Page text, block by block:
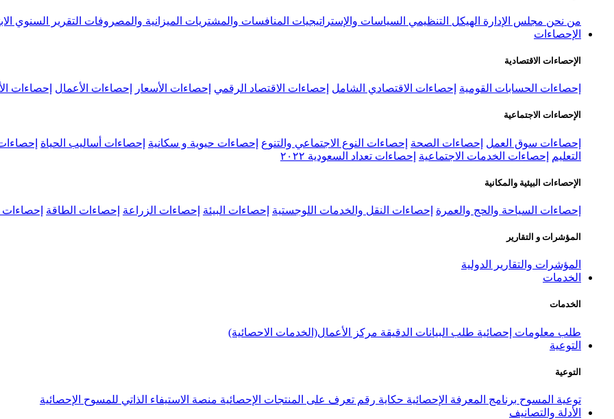
من نحن مجلس الإدارة الهيكل التنظيمي السياسات والإستراتيجيات المنافسات والمشتريات الميزانية والمصروفات التقرير السنوي
الإحصاءات
الإحصاءات الاقتصادية
إحصاءات الحسابات القومية إحصاءات الاقتصادي الشامل إحصاءات الاقتصاد الرقمي إحصاءات الأسعار إحصاءات الأعمال إحصاءات
الإحصاءات الاجتماعية
إحصاءات سوق العمل إحصاءات الصحة إحصاءات النوع الاجتماعي والتنوع إحصاءات حيوية و سكانية إحصاءات أساليب الحياة
التعليم
إحصاءات الخدمات الاجتماعية إحصاءات تعداد السعودية ٢٠٢٢
الإحصاءات البيئية والمكانية
إحصاءات السياحة والحج والعمرة إحصاءات النقل والخدمات اللوجستية إحصاءات البيئة إحصاءات الزراعة إحصاءات الطاقة إحصاءات
المؤشرات و التقارير
المؤشرات والتقارير الدولية
الخدمات
الخدمات
طلب معلومات إحصائية طلب البيانات الدقيقة مركز الأعمال(الخدمات الاحصائية)
التوعية
التوعية
توعية المسوح برنامج المعرفة الإحصائية حكاية رقم تعرف على المنتجات الإحصائية منصة الاستيفاء الذاتي للمسوح الإحصائية
الأدلة والتصانيف